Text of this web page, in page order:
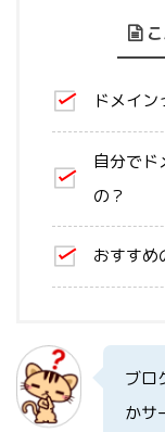
ドメイン
自分でド
の？
おすすめ
ブロ
かサ